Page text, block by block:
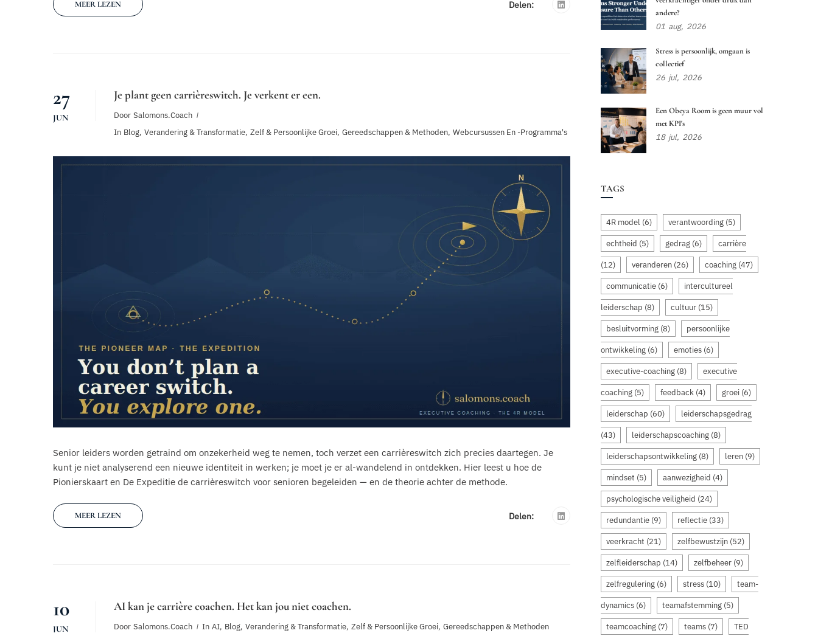
MEER LEZEN Delen:
27
JUN
Je plant geen carrièreswitch. Je verkent er een.
Door Salomons.coach
In Blog, Verandering & Transformatie, Zelf & Persoonlijke Groei, Gereedschappen & Methoden, Webcursussen En -programma's
Senior leiders worden getraind om onzekerheid weg te nemen, toch verzet een carrièreswitch zich precies daartegen. Je
kunt je niet analyserend een nieuwe identiteit in werken; je moet je er al-wandelend in ontdekken. Hier leest u hoe de
Pionierskaart en De Expeditie de carrièreswitch voor senioren begeleiden — en de theorie achter de methode.
MEER LEZEN Delen:
10
JUN
AI kan je carrière coachen. Het kan jou niet coachen.
Door Salomons.coach In AI, Blog, Verandering & Transformatie, Zelf & Persoonlijke Groei, Gereedschappen & Methoden
andere?
01 aug, 2026
Stress is persoonlijk, omgaan is
collectief
26 jul, 2026
Een Obeya Room is geen muur vol
met KPI's
18 jul, 2026
TAGS
4R model (6) verantwoording (5)
echtheid (5) gedrag (6) carrière
(12) veranderen (26) coaching (47)
communicatie (6) intercultureel
leiderschap (8) cultuur (15)
besluitvorming (8) persoonlijke
ontwikkeling (6) emoties (6)
executive-coaching (8) executive
coaching (5) feedback (4) groei (6)
leiderschap (60) leiderschapsgedrag
(43) leiderschapscoaching (8)
leiderschapsontwikkeling (8) leren (9)
mindset (5) aanwezigheid (4)
psychologische veiligheid (24)
redundantie (9) reflectie (33)
veerkracht (21) zelfbewustzijn (52)
zelfleiderschap (14) zelfbeheer (9)
zelfregulering (6) stress (10) team-
dynamics (6) teamafstemming (5)
teamcoaching (7) teams (7) TED